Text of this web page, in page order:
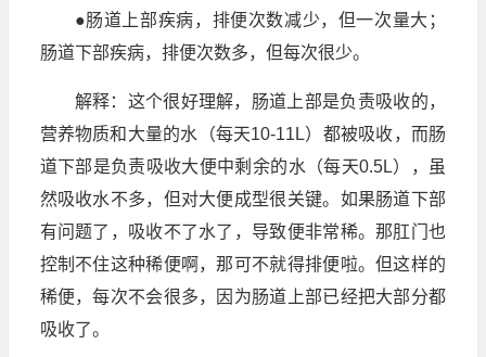
●肠道上部疾病，排便次数减少，但一次量大；
肠道下部疾病，排便次数多，但每次很少。
解释：这个很好理解，肠道上部是负责吸收的，
营养物质和大量的水（每天10-11L）都被吸收，而肠
道下部是负责吸收大便中剩余的水（每天0.5L），虽
然吸收水不多，但对大便成型很关键。如果肠道下部
有问题了，吸收不了水了，导致便非常稀。那肛门也
控制不住这种稀便啊，那可不就得排便啦。但这样的
稀便，每次不会很多，因为肠道上部已经把大部分都
吸收了。